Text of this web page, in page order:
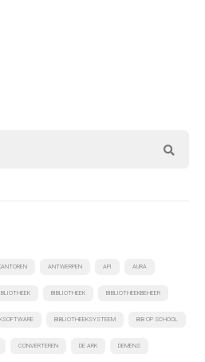
ANTWERPEN API AURA
BIBLIOTHEEK BIBLIOTHEEKBEHEER
BIBLIOTHEEKSYSTEEM BIB OP SCHOOL
CONVERTEREN DE ARK DEMENS